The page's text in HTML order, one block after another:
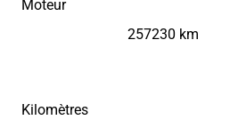
Moteur
Kilomètres
257230 km